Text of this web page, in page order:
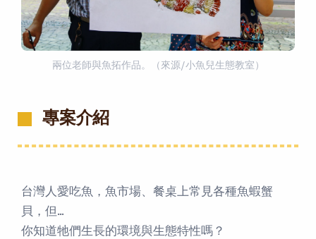
兩位老師與魚拓作品。（來源/小魚兒生態教室）
專案介紹
台灣人愛吃魚，魚市場、餐桌上常見各種魚蝦蟹
貝，但…
你知道牠們生長的環境與生態特性嗎？